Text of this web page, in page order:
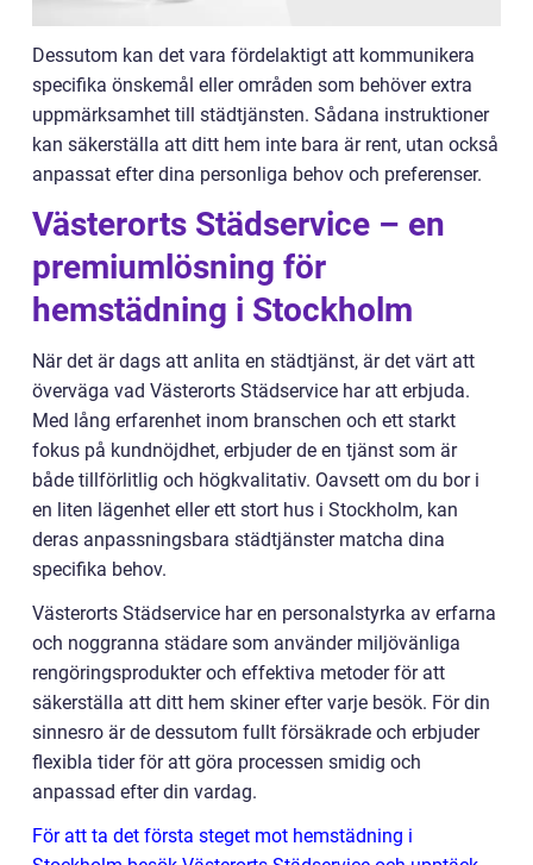
Dessutom kan det vara fördelaktigt att kommunikera
specifika önskemål eller områden som behöver extra
uppmärksamhet till städtjänsten. Sådana instruktioner
kan säkerställa att ditt hem inte bara är rent, utan också
anpassat efter dina personliga behov och preferenser.
Västerorts Städservice – en
premiumlösning för
hemstädning i Stockholm
När det är dags att anlita en städtjänst, är det värt att
överväga vad Västerorts Städservice har att erbjuda.
Med lång erfarenhet inom branschen och ett starkt
fokus på kundnöjdhet, erbjuder de en tjänst som är
både tillförlitlig och högkvalitativ. Oavsett om du bor i
en liten lägenhet eller ett stort hus i Stockholm, kan
deras anpassningsbara städtjänster matcha dina
specifika behov.
Västerorts Städservice har en personalstyrka av erfarna
och noggranna städare som använder miljövänliga
rengöringsprodukter och effektiva metoder för att
säkerställa att ditt hem skiner efter varje besök. För din
sinnesro är de dessutom fullt försäkrade och erbjuder
flexibla tider för att göra processen smidig och
anpassad efter din vardag.
För att ta det första steget mot hemstädning i